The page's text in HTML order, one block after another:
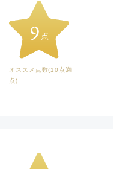
オススメ点数(10点満
点)